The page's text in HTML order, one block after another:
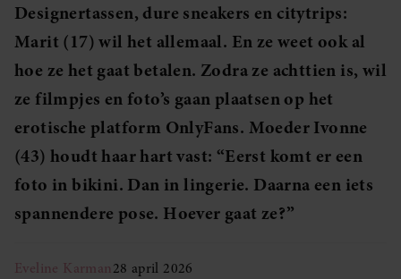
Designertassen, dure sneakers en citytrips:
Marit (17) wil het allemaal. En ze weet ook al
hoe ze het gaat betalen. Zodra ze achttien is, wil
ze filmpjes en foto’s gaan plaatsen op het
erotische platform OnlyFans. Moeder Ivonne
(43) houdt haar hart vast: “Eerst komt er een
foto in bikini. Dan in lingerie. Daarna een iets
spannendere pose. Hoever gaat ze?”
Eveline Karman28 april 2026